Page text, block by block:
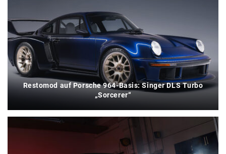
Restomod auf Porsche 964-Basis: Singer DLS Turbo
„Sorcerer“